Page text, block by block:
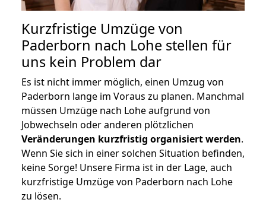
Kurzfristige Umzüge von
Paderborn nach Lohe stellen für
uns kein Problem dar
Es ist nicht immer möglich, einen Umzug von
Paderborn lange im Voraus zu planen. Manchmal
müssen Umzüge nach Lohe aufgrund von
Jobwechseln oder anderen plötzlichen
Veränderungen kurzfristig organisiert werden.
Wenn Sie sich in einer solchen Situation befinden,
keine Sorge! Unsere Firma ist in der Lage, auch
kurzfristige Umzüge von Paderborn nach Lohe
zu lösen.